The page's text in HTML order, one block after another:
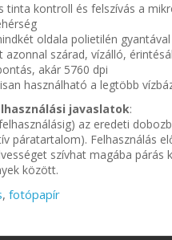
tinta kontroll és felszívás a
oldala polietilén
azonnal szárad, vízálló,
akár 5760 dpi
használható a legtöbb
javaslatok:
az eredeti
páratartalom). Felhasználás
szívhat magába
között.
, fotópapír